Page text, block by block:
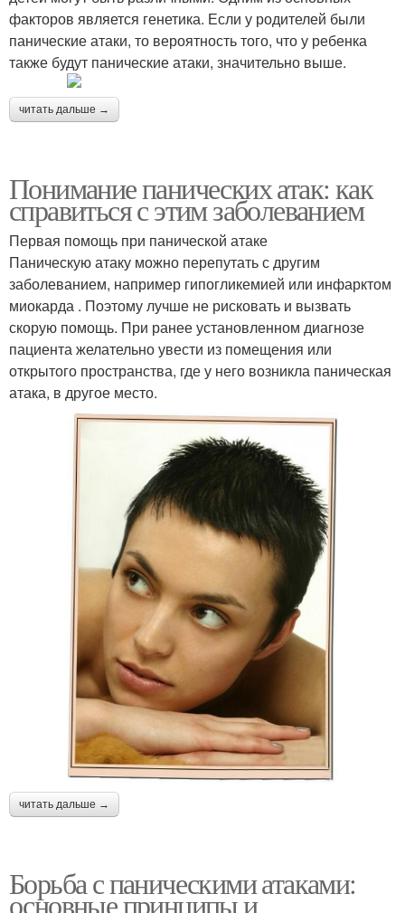
факторов является генетика. Если у родителей были
панические атаки, то вероятность того, что у ребенка
также будут панические атаки, значительно выше.
читать дальше →
Понимание панических атак: как
справиться с этим заболеванием
Первая помощь при панической атаке
Паническую атаку можно перепутать с другим
заболеванием, например гипогликемией или инфарктом
миокарда . Поэтому лучше не рисковать и вызвать
скорую помощь. При ранее установленном диагнозе
пациента желательно увести из помещения или
открытого пространства, где у него возникла паническая
атака, в другое место.
читать дальше →
Борьба с паническими атаками:
основные принципы и